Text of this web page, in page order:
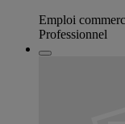
Emploi
Professionnel